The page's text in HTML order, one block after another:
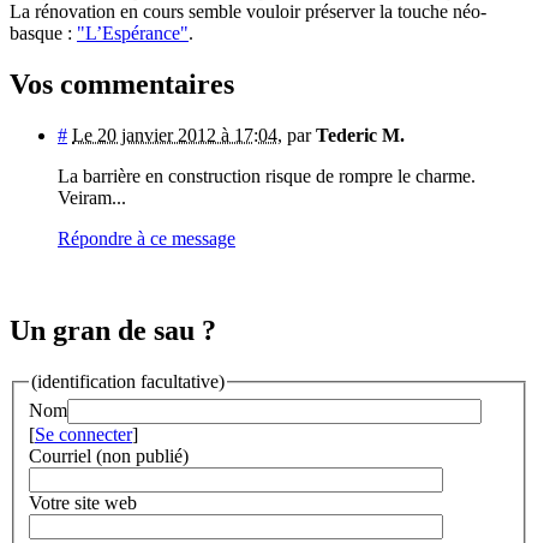
La rénovation en cours semble vouloir préserver la touche néo-
basque : "L’Espérance".
Vos commentaires
# Le 20 janvier 2012 à 17:04, parTederic M.
La barrière en construction risque de rompre le charme.
Veiram...
Répondre à ce message
Un gran de sau ?
(identification facultative)
Nom
[Se connecter]
Courriel (non publié)
Votre site web